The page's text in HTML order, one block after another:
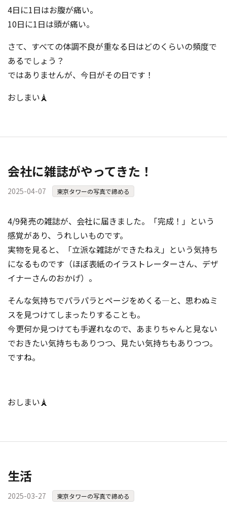
4日に1日はお腹が痛い。
10日に1日は頭が痛い。
さて、すべての体調不良が重なる日はどのくらいの頻度で
あるでしょう？
ではありませんが、今日がその日です！
おしまい🗼
会社に雑誌がやってきた！
2025-04-07 東京タワーの写真で締める
4/9発売の雑誌が、会社に届きました。「完成！」という
感覚があり、うれしいものです。
実物を見ると、「立派な雑誌ができたねえ」という気持ち
になるものです（ほぼ表紙のイラストレーターさん、デザ
イナーさんのおかげ）。
そんな気持ちでパラパラとページをめくる―と、思わぬミ
スを見つけてしまったりすることも。
今更何か見つけても手遅れなので、あまりちゃんと見ない
でおきたい気持ちもありつつ、見たい気持ちもありつつ。
ですね。
おしまい🗼
生活
2025-03-27 東京タワーの写真で締める